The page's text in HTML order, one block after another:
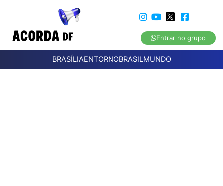
Entrar no grupo
BRASÍLIAENTORNOBRASILMUNDO